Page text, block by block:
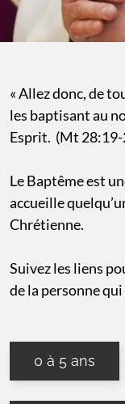
« Allez donc, de
les baptisant au
Esprit. (Mt 28:19-
Le Baptême est
accueille
Chrétienne.
Suivez les liens
de la personne
0 à 5 ans